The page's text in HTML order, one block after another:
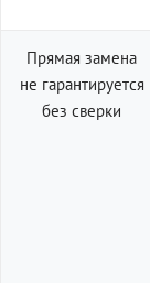
Прямая замена
не гарантируется
без сверки